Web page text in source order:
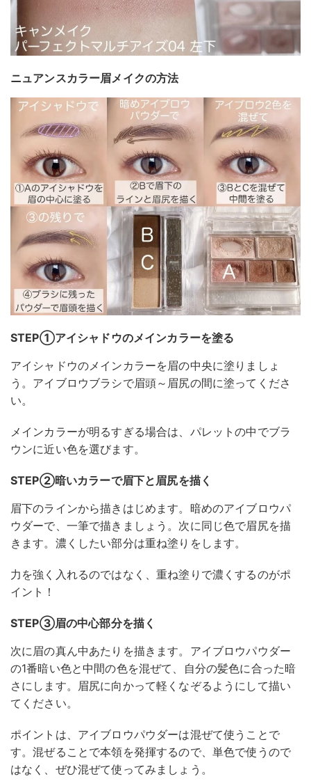
ニュアンスカラー眉メイクの方法
STEP①アイシャドウのメインカラーを塗る
アイシャドウのメインカラーを眉の中央に塗りましょ
う。アイブロウブラシで眉頭～眉尻の間に塗ってくださ
い。
メインカラーが明るすぎる場合は、パレットの中でブラ
ウンに近い色を選びます。
STEP②暗いカラーで眉下と眉尻を描く
眉下のラインから描きはじめます。暗めのアイブロウパ
ウダーで、一筆で描きましょう。次に同じ色で眉尻を描
きます。濃くしたい部分は重ね塗りをします。
力を強く入れるのではなく、重ね塗りで濃くするのがポ
イント！
STEP③眉の中心部分を描く
次に眉の真ん中あたりを描きます。アイブロウパウダー
の1番暗い色と中間の色を混ぜて、自分の髪色に合った暗
さにします。眉尻に向かって軽くなぞるようにして描い
てください。
ポイントは、アイブロウパウダーは混ぜて使うことで
す。混ぜることで本領を発揮するので、単色で使うので
はなく、ぜひ混ぜて使ってみましょう。